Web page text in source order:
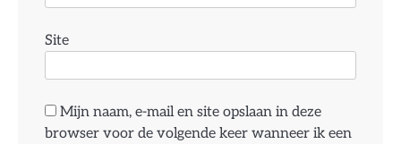
Site
Mijn naam, e-mail en site opslaan in deze
browser voor de volgende keer wanneer ik een